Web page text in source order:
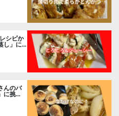
シピか
し」に
んのバ
に挑